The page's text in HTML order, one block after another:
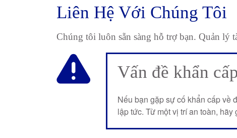
Liên Hệ Với Chúng Tôi
Chúng tôi luôn sẵn sàng hỗ trợ bạn. Quản lý
Vấn đề khẩn
Nếu bạn gặp sự cố khẩn cấp về
lập tức. Từ một vị trí an toàn, hãy